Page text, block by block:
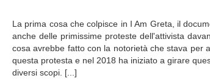
La prima cosa che colpisce in I Am Greta, il
anche delle primissime proteste dell'attivista
cosa avrebbe fatto con la notorietà che stava per
questa protesta e nel 2018 ha iniziato a girare
diversi scopi. [...]